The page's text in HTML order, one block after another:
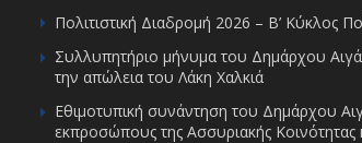
Πολιτιστική Διαδρομή 2026 – Β’ Κύκλος
Συλλυπητήριο μήνυμα του Δημάρχου
την απώλεια του Λάκη Χαλκιά
Εθιμοτυπική συνάντηση του Δημάρχου
εκπροσώπους της Ασσυριακής Κοινότητας